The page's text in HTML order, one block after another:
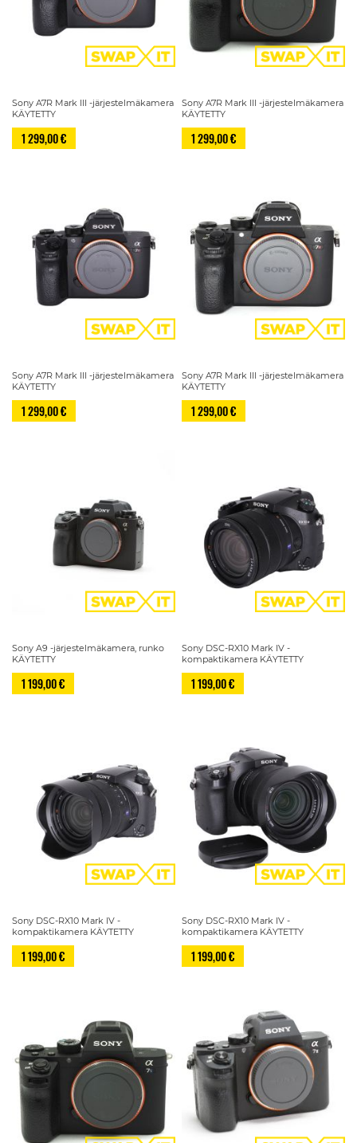
Sony A7R Mark III -järjestelmäkamera
KÄYTETTY
1 299,00 €
Sony A7R Mark III -järjestelmäkamera
KÄYTETTY
1 299,00 €
Sony A7R Mark III -järjestelmäkamera
KÄYTETTY
1 299,00 €
Sony A7R Mark III -järjestelmäkamera
KÄYTETTY
1 299,00 €
Sony A9 -järjestelmäkamera, runko
KÄYTETTY
1 199,00 €
Sony DSC-RX10 Mark IV -
kompaktikamera KÄYTETTY
1 199,00 €
Sony DSC-RX10 Mark IV -
kompaktikamera KÄYTETTY
1 199,00 €
Sony DSC-RX10 Mark IV -
kompaktikamera KÄYTETTY
1 199,00 €